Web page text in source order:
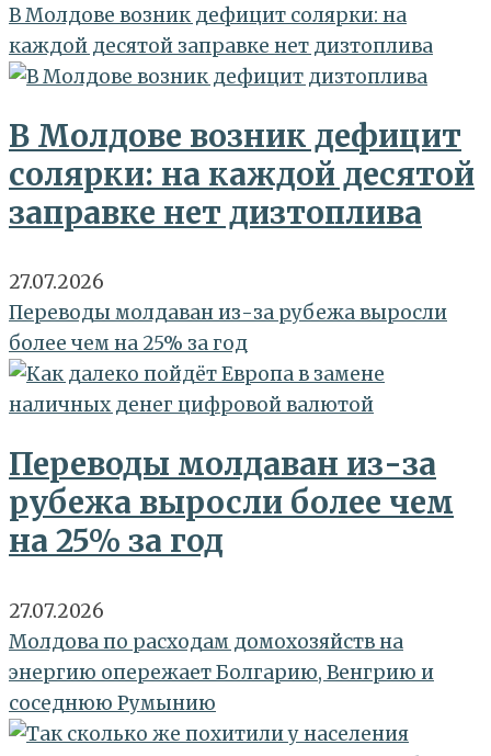
В Молдове возник дефицит солярки: на
каждой десятой заправке нет дизтоплива
В Молдове возник дефицит
солярки: на каждой десятой
заправке нет дизтоплива
27.07.2026
Переводы молдаван из-за рубежа выросли
более чем на 25% за год
Переводы молдаван из-за
рубежа выросли более чем
на 25% за год
27.07.2026
Молдова по расходам домохозяйств на
энергию опережает Болгарию, Венгрию и
соседнюю Румынию